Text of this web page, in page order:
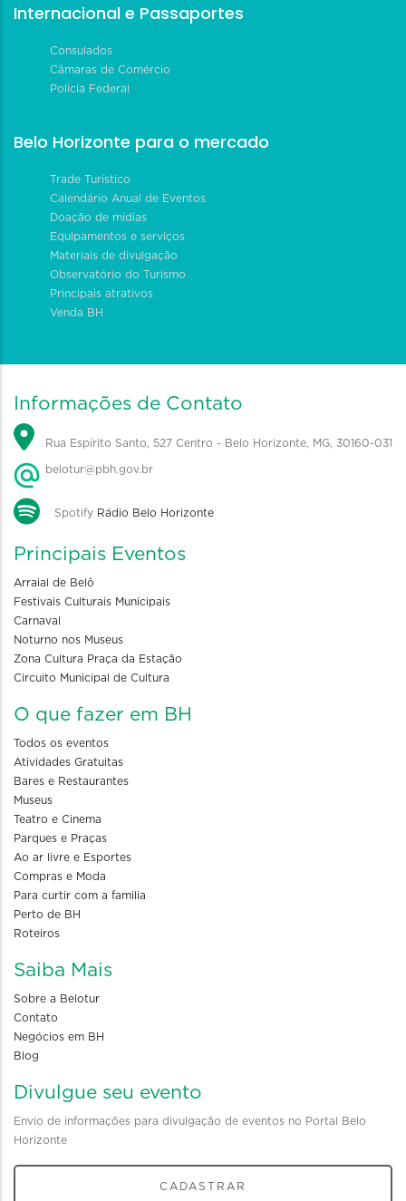
Internacional e Passaportes
Consulados
Câmaras de Comércio
Polícia Federal
Belo Horizonte para o mercado
Trade Turístico
Calendário Anual de Eventos
Doação de mídias
Equipamentos e serviços
Materiais de divulgação
Observatório do Turismo
Principais atrativos
Venda BH
Informações de Contato
Rua Espírito Santo, 527 Centro - Belo Horizonte, MG, 30160-031
belotur@pbh.gov.br
Spotify Rádio Belo Horizonte
Principais Eventos
Arraial de Belô
Festivais Culturais Municipais
Carnaval
Noturno nos Museus
Zona Cultura Praça da Estação
Circuito Municipal de Cultura
O que fazer em BH
Todos os eventos
Atividades Gratuitas
Bares e Restaurantes
Museus
Teatro e Cinema
Parques e Praças
Ao ar livre e Esportes
Compras e Moda
Para curtir com a familia
Perto de BH
Roteiros
Saiba Mais
Sobre a Belotur
Contato
Negócios em BH
Blog
Divulgue seu evento
Envio de informações para divulgação de eventos no Portal Belo
Horizonte
CADASTRAR